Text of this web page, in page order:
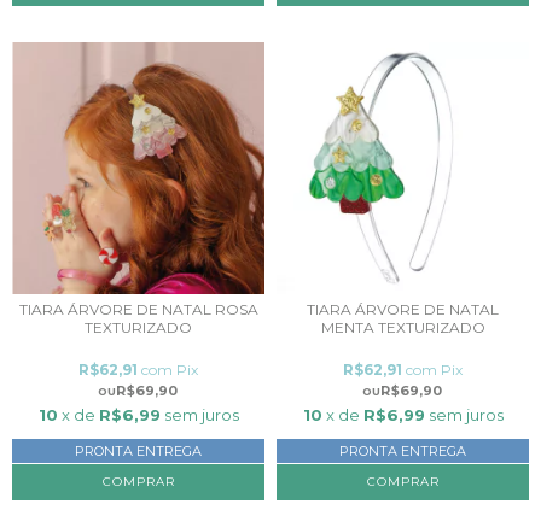
TIARA ÁRVORE DE NATAL ROSA
TEXTURIZADO
R$69,90
R$62,91 com Pix
10 x de R$6,99 sem juros
PRONTA ENTREGA
TIARA ÁRVORE DE NATAL
MENTA TEXTURIZADO
R$69,90
R$62,91 com Pix
10 x de R$6,99 sem juros
PRONTA ENTREGA